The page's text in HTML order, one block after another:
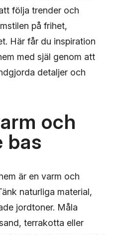
följa trender och
på frihet,
Här får du inspiration
med själ genom att
detaljer och
och
bas
är en varm och
naturliga material,
jordtoner. Måla
terrakotta eller